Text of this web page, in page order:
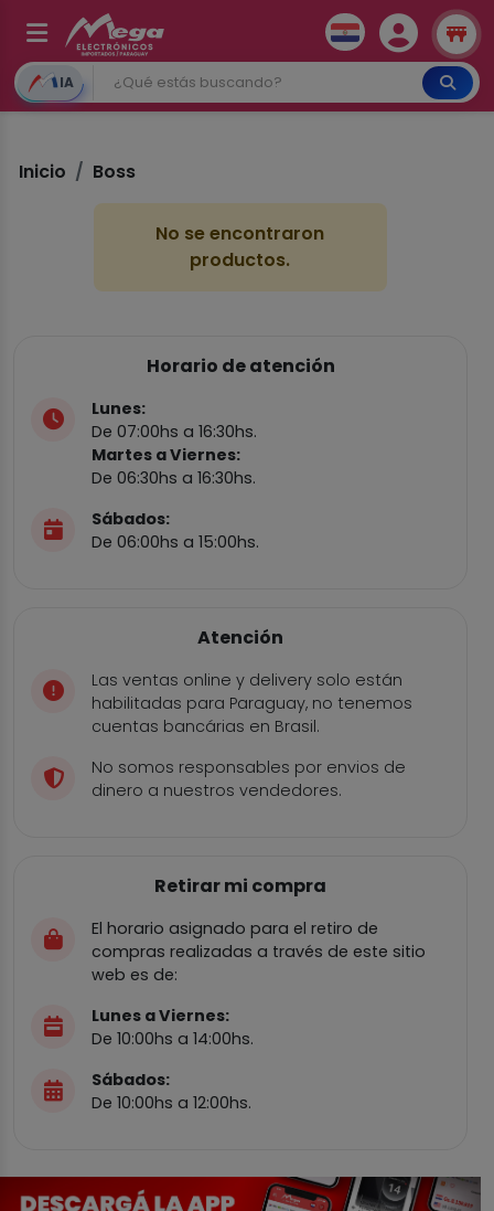
IA
Inicio Boss
No se encontraron
productos.
Horario de atención
Lunes:
De 07:00hs a 16:30hs.
Martes a Viernes:
De 06:30hs a 16:30hs.
Sábados:
De 06:00hs a 15:00hs.
Atención
Las ventas online y delivery solo están
habilitadas para Paraguay, no tenemos
cuentas bancárias en Brasil.
No somos responsables por envios de
dinero a nuestros vendedores.
Retirar mi compra
El horario asignado para el retiro de
compras realizadas a través de este sitio
web es de:
Lunes a Viernes:
De 10:00hs a 14:00hs.
Sábados:
De 10:00hs a 12:00hs.